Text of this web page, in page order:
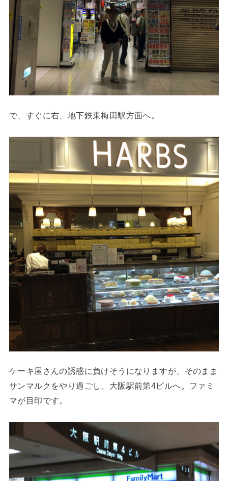
で、すぐに右、地下鉄東梅田駅方面へ。
ケーキ屋さんの誘惑に負けそうになりますが、そのまま
サンマルクをやり過ごし、大阪駅前第4ビルへ。ファミ
マが目印です。